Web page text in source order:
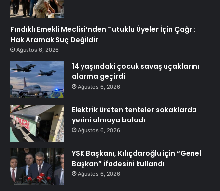
Fındıklı Emekli Meclisi’nden Tutuklu Üyeler İçin Çağrı:
Hak Aramak Suç Değildir
Ağustos 6, 2026
14 yaşındaki çocuk savaş uçaklarını
alarma geçirdi
Ağustos 6, 2026
Elektrik üreten tenteler sokaklarda
yerini almaya baladı
Ağustos 6, 2026
YSK Başkanı, Kılıçdaroğlu için “Genel
Başkan” ifadesini kullandı
Ağustos 6, 2026